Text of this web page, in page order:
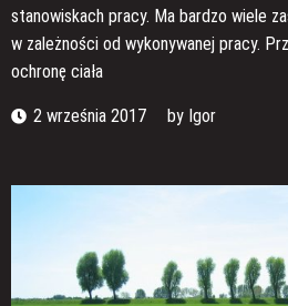
stanowiskach pracy. Ma bardzo wiele
w zależności od wykonywanej pracy.
ochronę ciała
2 września 2017 by Igor